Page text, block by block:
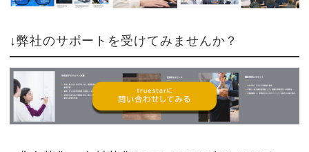
↓弊社のサポートを受けてみませんか？